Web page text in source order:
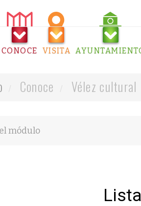
CONOCE VISITA
Conoce Vélez cultural